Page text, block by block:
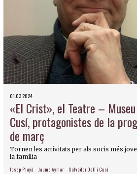
01.03.2024
«El Crist», el Teatre –
Cusí, protagonistes de la
de març
Tornen les activitats per als socis més
la família
Josep Playà Jaume Aymar Salvador Dalí i Cusí